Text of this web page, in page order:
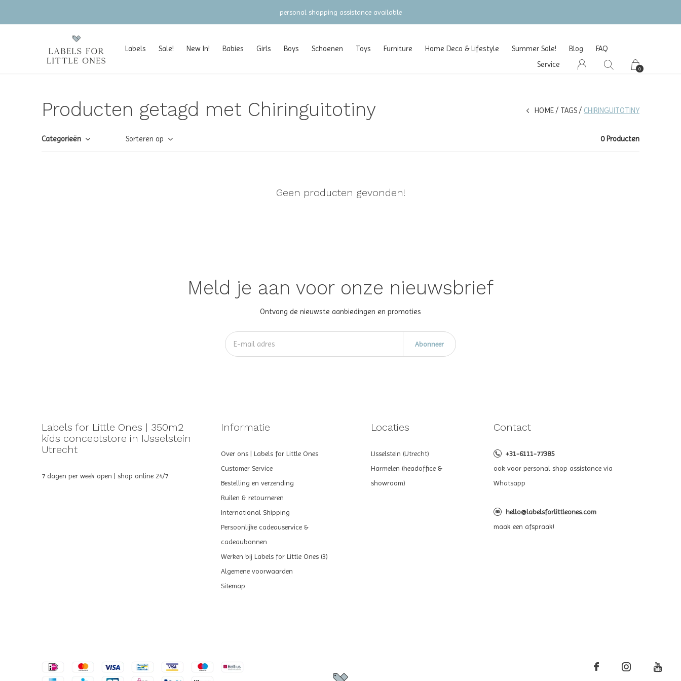
Labels Sale! New In! Babies Girls Boys Schoenen Toys Furniture Home Deco & Lifestyle Summer Sale! Blog
FAQ
Service
0
personal shopping assistance available
Producten getagd met Chiringuitotiny HOME TAGS CHIRINGUITOTINY
Categorieën Sorteren op 0 Producten
Geen producten gevonden!
Meld je aan voor onze nieuwsbrief
Ontvang de nieuwste aanbiedingen en promoties
Abonneer
Labels for Little Ones | 350m2
kids conceptstore in IJsselstein
Utrecht
7 dagen per week open | shop online 24/7
Informatie
Over ons | Labels for Little Ones
Customer Service
Bestelling en verzending
Ruilen & retourneren
International Shipping
Persoonlijke cadeauservice &
cadeaubonnen
Werken bij Labels for Little Ones (3)
Algemene voorwaarden
Sitemap
Locaties
IJsselstein (Utrecht)
Harmelen (headoffice &
showroom)
Contact
+31-6111-77385
ook voor personal shop assistance via
Whatsapp
hello@labelsforlittleones.com
maak een afspraak!